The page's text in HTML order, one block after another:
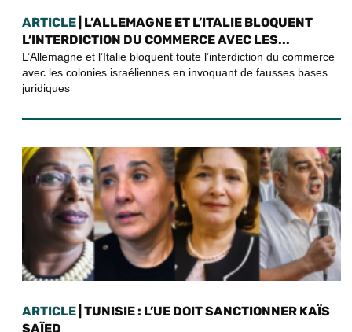
ARTICLE | L’ALLEMAGNE ET L’ITALIE BLOQUENT
L’INTERDICTION DU COMMERCE AVEC LES...
L’Allemagne et l’Italie bloquent toute l’interdiction du commerce
avec les colonies israéliennes en invoquant de fausses bases
juridiques
ARTICLE | TUNISIE : L’UE DOIT SANCTIONNER KAÏS
SAÏED